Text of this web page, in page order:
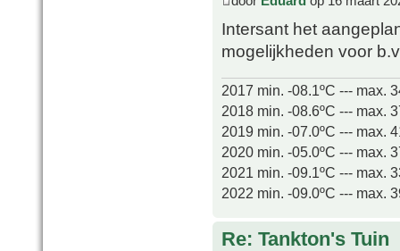
Intersant het
mogelijkheden voor
2017 min. -08.1ºC --- max.
2018 min. -08.6ºC --- max.
2019 min. -07.0ºC --- max.
2020 min. -05.0ºC --- max.
2021 min. -09.1ºC --- max.
2022 min. -09.0ºC --- max.
Re: Tankton's Tuin